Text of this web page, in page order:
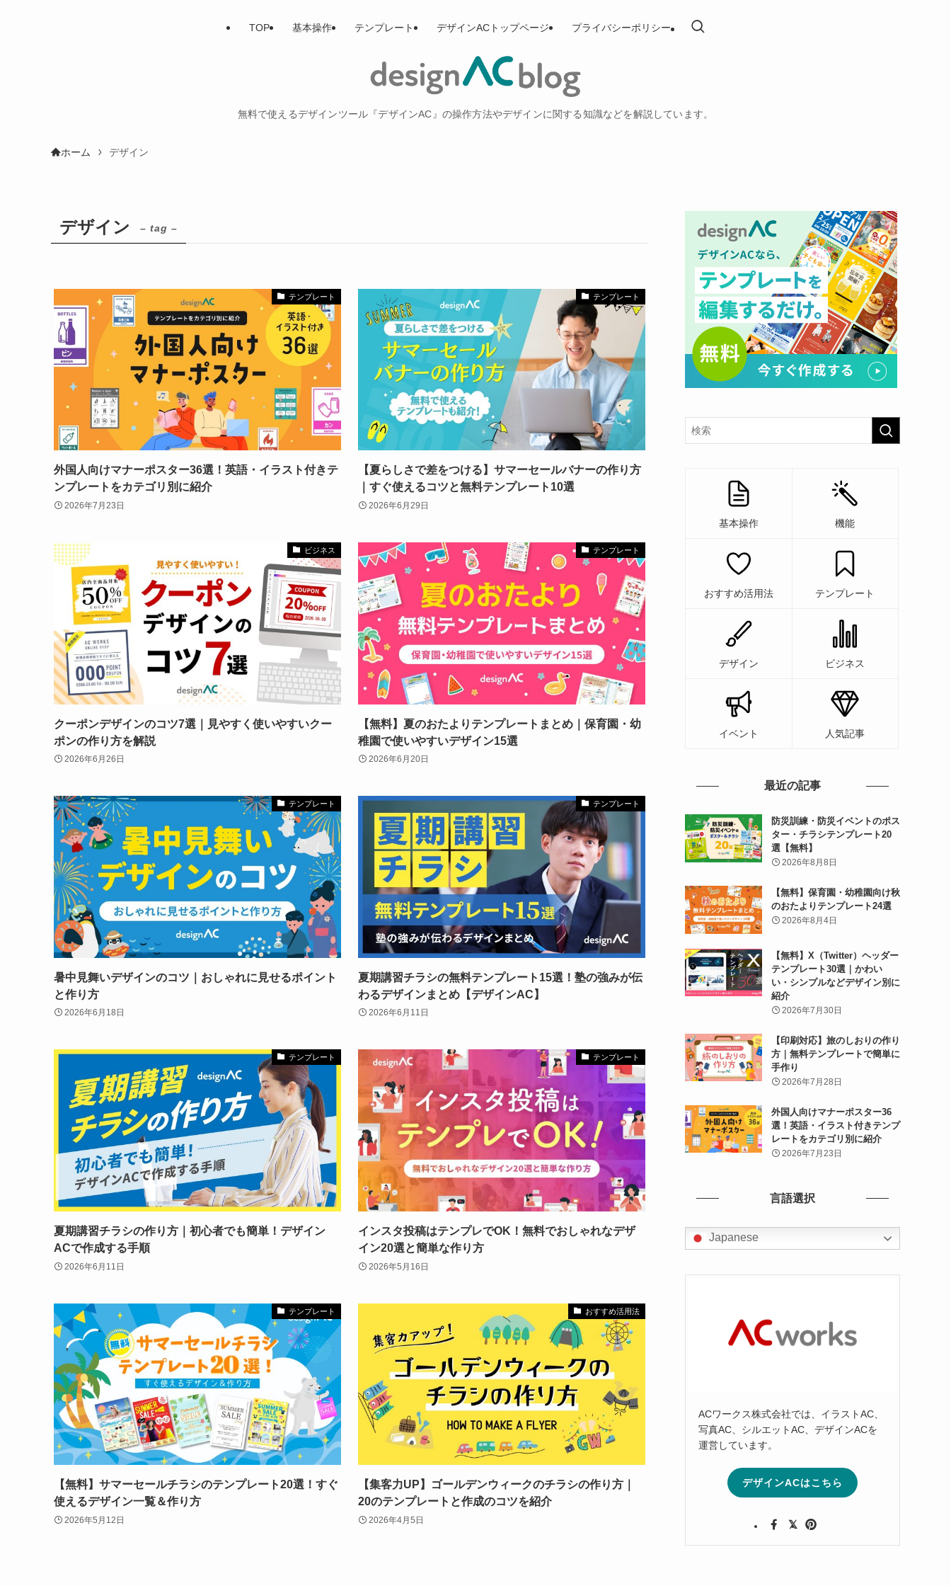
無料で使えるデザインツール『デザインAC』の操作方法やデザインに関する知識などを解説しています。
TOP 基本操作 テンプレート デザインACトップページ プライバシーポリシー
ホーム デザイン
デザイン – tag –
テンプレート
外国人向けマナーポスター36選！英語・イラスト付きテ
ンプレートをカテゴリ別に紹介
2026年7月23日
テンプレート
【夏らしさで差をつける】サマーセールバナーの作り方
｜すぐ使えるコツと無料テンプレート10選
2026年6月29日
ビジネス
クーポンデザインのコツ7選｜見やすく使いやすいクー
ポンの作り方を解説
2026年6月26日
テンプレート
【無料】夏のおたよりテンプレートまとめ｜保育園・幼
稚園で使いやすいデザイン15選
2026年6月20日
テンプレート
暑中見舞いデザインのコツ｜おしゃれに見せるポイント
と作り方
2026年6月18日
テンプレート
夏期講習チラシの無料テンプレート15選！塾の強みが伝
わるデザインまとめ【デザインAC】
2026年6月11日
テンプレート
夏期講習チラシの作り方｜初心者でも簡単！デザイン
ACで作成する手順
2026年6月11日
テンプレート
インスタ投稿はテンプレでOK！無料でおしゃれなデザ
イン20選と簡単な作り方
2026年5月16日
テンプレート
【無料】サマーセールチラシのテンプレート20選！すぐ
使えるデザイン一覧＆作り方
2026年5月12日
おすすめ活用法
【集客力UP】ゴールデンウィークのチラシの作り方｜
20のテンプレートと作成のコツを紹介
2026年4月5日
基本操作 機能
おすすめ活用法 テンプレート
デザイン ビジネス
イベント 人気記事
最近の記事
防災訓練・防災イベントのポス
ター・チラシテンプレート20
選【無料】
2026年8月8日
【無料】保育園・幼稚園向け秋
のおたよりテンプレート24選
2026年8月4日
【無料】X（Twitter）ヘッダー
テンプレート30選｜かわい
い・シンプルなどデザイン別に
紹介
2026年7月30日
【印刷対応】旅のしおりの作り
方｜無料テンプレートで簡単に
手作り
2026年7月28日
外国人向けマナーポスター36
選！英語・イラスト付きテンプ
レートをカテゴリ別に紹介
2026年7月23日
言語選択
Japanese
ACワークス株式会社では、イラストAC、
写真AC、シルエットAC、デザインACを
運営しています。
デザインACはこちら